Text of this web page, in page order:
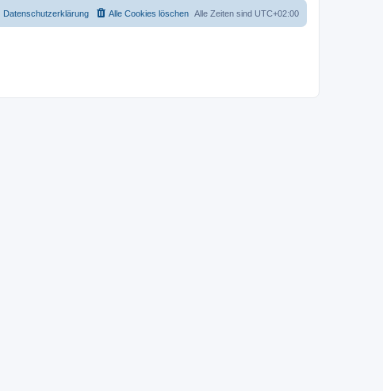
Alle Zeiten sind UTC+02:00
Alle Cookies löschen
Datenschutzerklärung